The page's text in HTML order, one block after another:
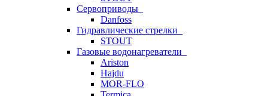
Сервоприводы
Danfoss
Гидравлические стрелки
STOUT
Газовые водонагреватели
Ariston
Hajdu
MOR-FLO